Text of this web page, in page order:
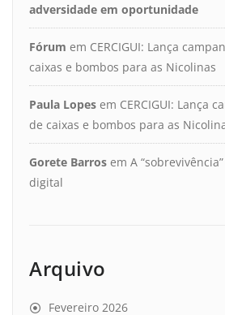
adversidade em oportunidade
Fórum em CERCIGUI: Lança
caixas e bombos para as Nicolinas
Paula Lopes em CERCIGUI: Lança
de caixas e bombos para as
Gorete Barros em A
digital
Arquivo
Fevereiro 2026